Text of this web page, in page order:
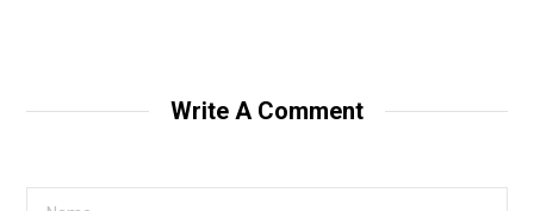
Write A Comment